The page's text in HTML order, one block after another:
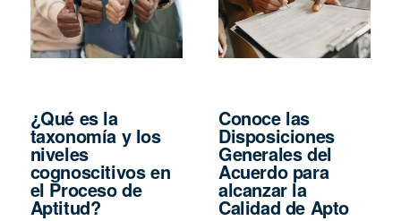
¿Qué es la
taxonomía y los
niveles
cognoscitivos en
el Proceso de
Aptitud?
Conoce las
Disposiciones
Generales del
Acuerdo para
alcanzar la
Calidad de Apto